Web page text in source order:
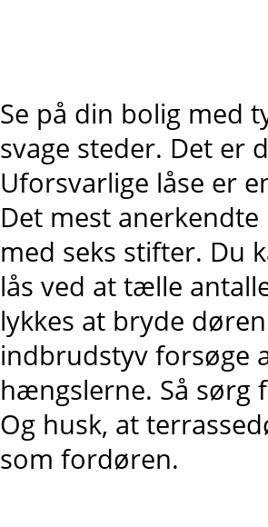
Se på din bolig med
svage steder. Det er
Uforsvarlige låse er
Det mest
med seks stifter. Du
lås ved at tælle
lykkes at bryde
indbrudstyv forsøge
hængslerne. Så sørg
Og husk, at
som fordøren.